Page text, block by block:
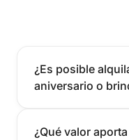
¿Es posible
aniversario o
¿Qué valor